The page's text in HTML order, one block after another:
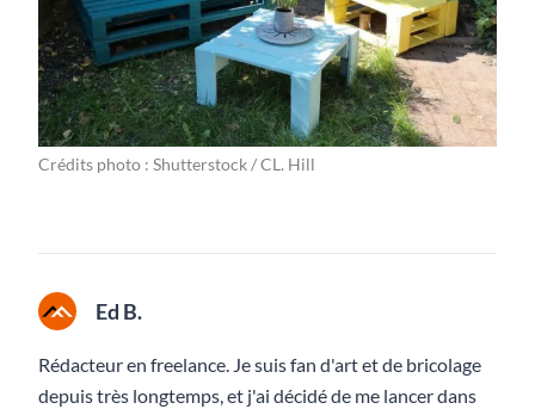
Crédits photo : Shutterstock / CL. Hill
Ed B.
Rédacteur en freelance. Je suis fan d'art et de bricolage
depuis très longtemps, et j'ai décidé de me lancer dans